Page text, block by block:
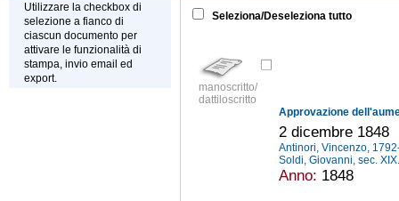
Utilizzare la checkbox di
selezione a fianco di
ciascun documento per
attivare le funzionalità di
stampa, invio email ed
export.
Seleziona/Deseleziona tutto
manoscritto/
dattiloscritto
2 dicembre 1848
Antinori, Vincenzo,
Soldi, Giovanni, sec.
Anno: 1848